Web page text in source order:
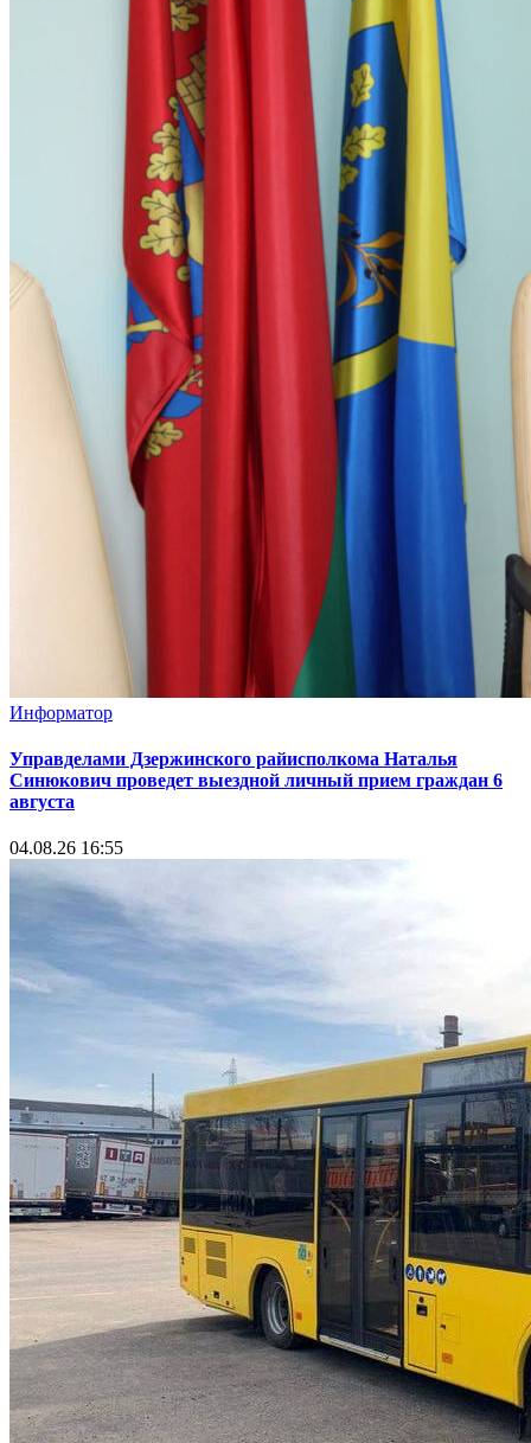
Информатор
Управделами Дзержинского райисполкома Наталья
Синюкович проведет выездной личный прием граждан 6
августа
04.08.26 16:55